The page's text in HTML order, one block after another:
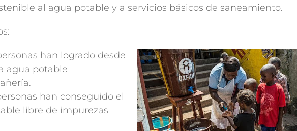
al agua potable y a servicios básicos de saneamiento.
han logrado desde
agua potable
han conseguido el
libre de impurezas